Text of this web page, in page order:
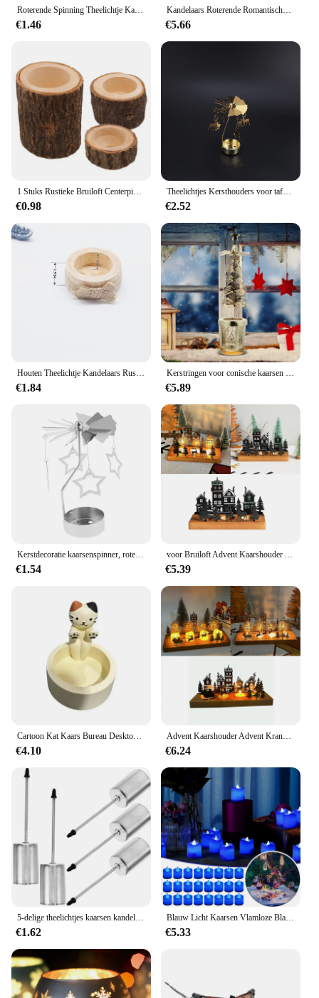
it is dependable.
Roterende Spinning Theelichtje Kaars Metalen Thee Licht Houder Carrousel Home Decor Christmas Gift
€1.46
Kandelaars Roterende Romantische Rotatie Draaiende Carrousel Theelichtje Kaarshouder Kerst Home Party Bruiloft Engel
€5.66
1 Stuks Rustieke Bruiloft Centerpieces Kaars Decor Houten Kaarshouder Basis Vakantie Kerst Verjaardag Tafel Theelicht Kaars Decor
€0.98
Theelichtjes Kersthouders voor tafel Theelichtje Pinwheels Sneeuwvlok Kandelaar Windmolen Kandelaar Hert
€2.52
€1.84 €5.89
€1.54 €5.39
€4.10
Advent Kaarshouder Advent Krans Theelichthouder Kaarshouder Kerstkaarsenbak Metaal met hoge glazen kaarsenhouder
€6.24
€1.62
Blauw Licht Kaarsen Vlamloze Blauwe Theelichtjes Flikkeren Marineblauwe Votiefkaarsen Voor Kleine Glazen Houder Blauwe Theelichtjes Kaars
€5.33